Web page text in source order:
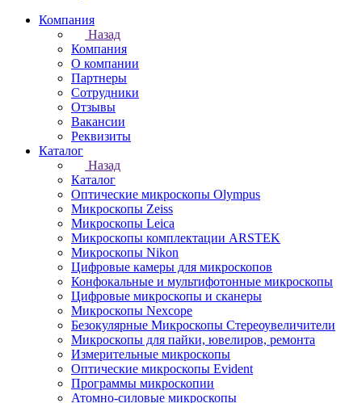
Компания
Назад
Компания
О компании
Партнеры
Сотрудники
Отзывы
Вакансии
Реквизиты
Каталог
Назад
Каталог
Оптические микроскопы Olympus
Микроскопы Zeiss
Микроскопы Leica
Микроскопы комплектации ARSTEK
Микроскопы Nikon
Цифровые камеры для микроскопов
Конфокальные и мультифотонные микроскопы
Цифровые микроскопы и сканеры
Микроскопы Nexcope
Безокулярные Микроскопы Стереоувеличители
Микроскопы для пайки, ювелиров, ремонта
Измерительные микроскопы
Оптические микроскопы Evident
Программы микроскопии
Атомно-силовые микроскопы